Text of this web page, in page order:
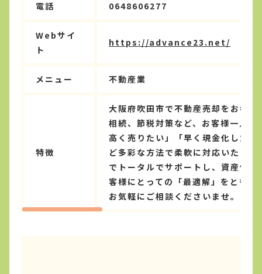
電話 0648606277
Webサイ
ト
https://advance23.net/
メニュー 不動産業
特徴
大阪府吹田市で不動産売却をお考
相続、節税対策など、お客様一人
高く売りたい」「早く現金化した
ど多彩な方法で柔軟に対応いたし
でトータルでサポートし、資産価
客様にとっての「最適解」をとも
お気軽にご相談くださいませ。